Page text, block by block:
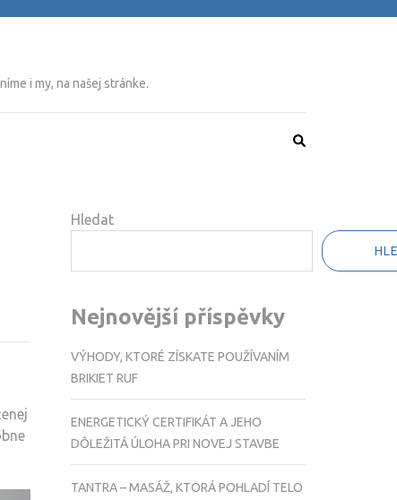
i my, na našej stránke.
Hledat
Nejnovější příspěvky
VÝHODY, KTORÉ ZÍSKATE POUŽÍVANÍM
BRIKIET RUF
ENERGETICKÝ CERTIFIKÁT A JEHO
DÔLEŽITÁ ÚLOHA PRI NOVEJ STAVBE
TANTRA – MASÁŽ, KTORÁ POHLADÍ TELO